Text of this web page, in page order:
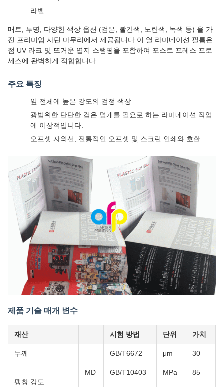
라벨
매트, 투명, 다양한 색상 옵션 (검은, 빨간색, 노란색, 녹색 등) 을 가
진 프리미엄 사틴 마무리에서 제공됩니다.이 열 라미네이션 필름은
점 UV 라크 및 뜨거운 엽지 스탬핑을 포함하여 포스트 프레스 프로
세스에 완벽하게 적합합니다..
주요 특징
잎 전체에 높은 강도의 검정 색상
광범위한 단단한 검은 덮개를 필요로 하는 라미네이션 작업
에 이상적입니다.
오프셋 자외선, 전통적인 오프셋 및 스크린 인쇄와 호환
제품 기술 매개 변수
재산 시험 방법 단위 가치
두께 GB/T6672 μm 30
팽창 강도
MD GB/T10403 MPa 85